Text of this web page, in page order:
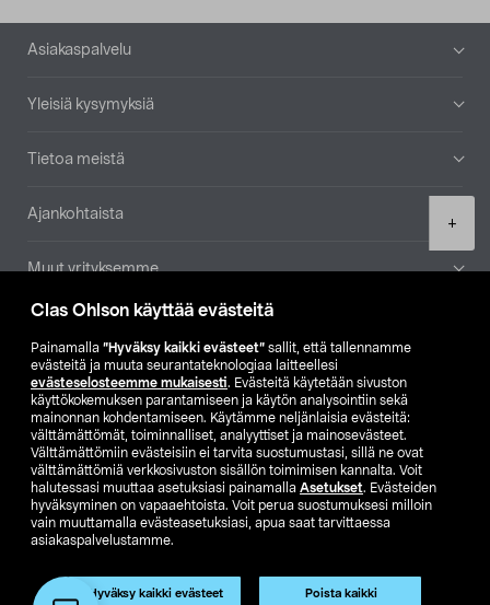
Clas Ohlson käyttää evästeitä
Painamalla ”Hyväksy kaikki evästeet” sallit, että tallennamme
evästeitä ja muuta seurantateknologiaa laitteellesi
evästeselosteemme mukaisesti. Evästeitä käytetään sivuston
käyttökokemuksen parantamiseen ja käytön analysointiin sekä
mainonnan kohdentamiseen. Käytämme neljänlaisia evästeitä:
välttämättömät, toiminnalliset, analyyttiset ja mainosevästeet.
Välttämättömiin evästeisiin ei tarvita suostumustasi, sillä ne ovat
välttämättömiä verkkosivuston sisällön toimimisen kannalta. Voit
halutessasi muuttaa asetuksiasi painamalla Asetukset. Evästeiden
hyväksyminen on vapaaehtoista. Voit perua suostumuksesi milloin
vain muuttamalla evästeasetuksiasi, apua saat tarvittaessa
asiakaspalvelustamme.
Hyväksy kaikki evästeet Poista kaikki
+
Alatunniste
Asiakaspalvelu
Yleisiä kysymyksiä
Tietoa meistä
Ajankohtaista
Muut yrityksemme
Etsi myymälä
SE NO FI
FI SV
Näytä hinnat ilman ALV:a